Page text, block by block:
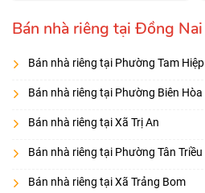
Bán nhà riêng tại Đồng Nai
Bán nhà riêng tại Phường Tam Hiệp
Bán nhà riêng tại Phường Biên Hòa
Bán nhà riêng tại Xã Trị An
Bán nhà riêng tại Phường Tân Triều
Bán nhà riêng tại Xã Trảng Bom